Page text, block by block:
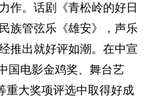
作。话剧《青松岭的好日
族管弦乐《雄安》，声乐
推出就好评如潮。在中宣
国电影金鸡奖、舞台艺
重大奖项评选中取得好成